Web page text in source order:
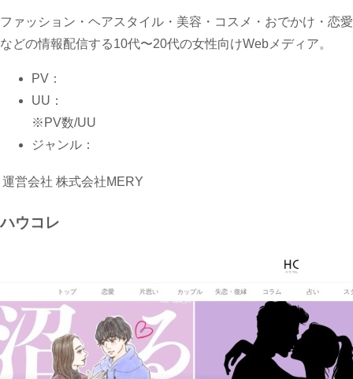
ファッション・ヘアスタイル・美容・コスメ・おでかけ・恋愛
などの情報配信する10代〜20代の女性向けWebメディア。
PV：
UU：
※PV数/UU
ジャンル：
運営会社 株式会社MERY
ハウコレ